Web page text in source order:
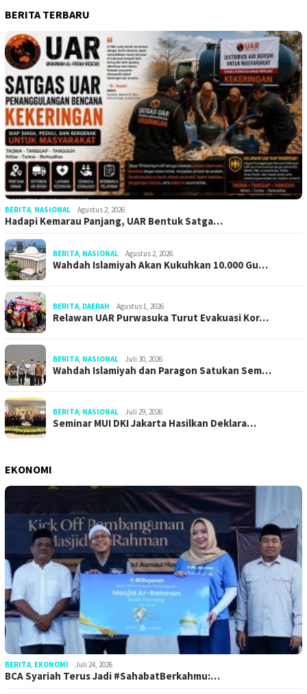
BERITA TERBARU
BERITA NASIONAL Agustus 2, 2026
Hadapi Kemarau Panjang, UAR Bentuk Satga…
BERITA NASIONAL Agustus 2, 2026
Wahdah Islamiyah Akan Kukuhkan 10.000 Gu…
BERITA DAERAH Agustus 1, 2026
Relawan UAR Purwasuka Turut Evakuasi Kor…
BERITA NASIONAL Juli 30, 2026
Wahdah Islamiyah dan Paragon Satukan Sem…
BERITA NASIONAL Juli 29, 2026
Seminar MUI DKI Jakarta Hasilkan Deklara…
EKONOMI
BERITA EKONOMI Juli 24, 2026
BCA Syariah Terus Jadi #SahabatBerkahmu:…